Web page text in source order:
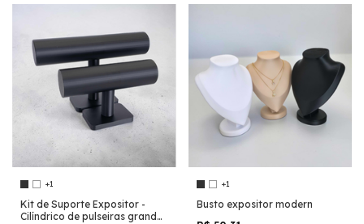
+1
Kit de Suporte Expositor -
Cilíndrico de pulseiras grande
+1
Busto expositor modern